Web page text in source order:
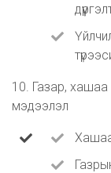
10. Газар,
мэдээлэл
Хашаа